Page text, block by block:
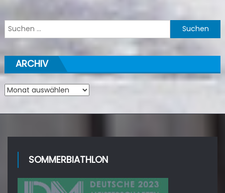
Suchen
nach:
ARCHIV
Archiv
SOMMERBIATHLON